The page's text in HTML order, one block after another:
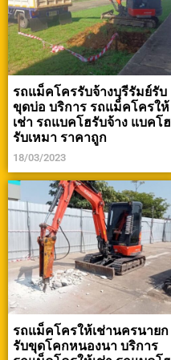
รถแม็คโครรับจ้างบุรีรัมย์รับ
ขุดบ่อ บริการ รถแม็คโครให้
เช่า รถแบคโฮรับจ้าง แบคโฮ
รับเหมา ราคาถูก
18/03/2023
รถแม็คโครให้เช่านครนายก
รับขุดโคกหนองนา บริการ